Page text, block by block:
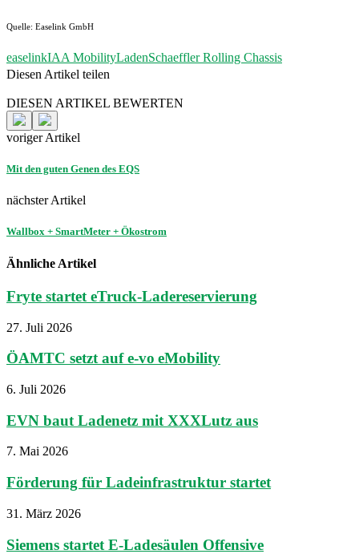
Quelle: Easelink GmbH
easelinkIAA MobilityLadenSchaeffler Rolling Chassis
Diesen Artikel teilen
DIESEN ARTIKEL BEWERTEN
voriger Artikel
Mit den guten Genen des EQS
nächster Artikel
Wallbox + SmartMeter + Ökostrom
Ähnliche Artikel
Fryte startet eTruck-Ladereservierung
27. Juli 2026
ÖAMTC setzt auf e-vo eMobility
6. Juli 2026
EVN baut Ladenetz mit XXXLutz aus
7. Mai 2026
Förderung für Ladeinfrastruktur startet
31. März 2026
Siemens startet E-Ladesäulen Offensive